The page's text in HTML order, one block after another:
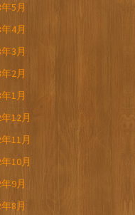
5月
4月
3月
2月
1月
12月
11月
10月
9月
8月